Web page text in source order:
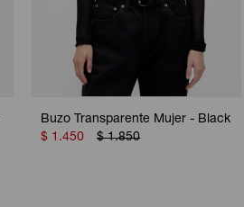
Buzo Transparente Mujer - Black
$ 1.450 $ 1.850